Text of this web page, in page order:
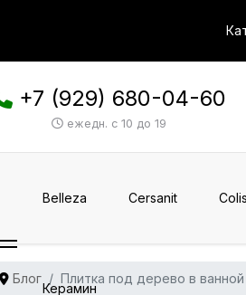
+7 (929) 680-04-60
ежедн. с 10 до 19
Belleza Cersanit
Керамин
Блог Плитка под дерево в